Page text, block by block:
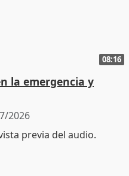
08:16
la emergencia y
2026